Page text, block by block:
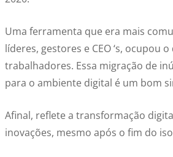
Uma ferramenta que era mais
líderes, gestores e CEO ‘s, ocupou
trabalhadores. Essa migração de
para o ambiente digital é um bom
Afinal, reflete a transformação
inovações, mesmo após o fim do